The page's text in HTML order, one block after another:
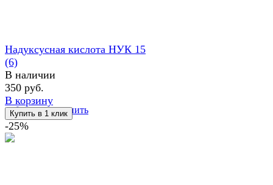
избранное сравнить
Надуксусная кислота НУК 15
(6)
В наличии
350 руб.
В корзину
-25%